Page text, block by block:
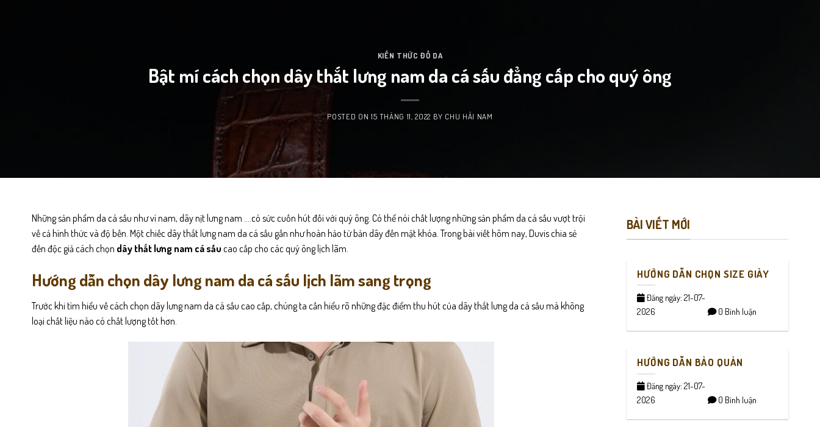
KIẾN THỨC ĐỒ DA
Bật mí cách chọn dây thắt lưng nam da cá sấu đẳng cấp cho quý ông
POSTED ON 15 THÁNG 11, 2022 BY CHU HẢI NAM
Những sản phẩm da cá sấu như ví nam, dây nịt lưng nam ….có sức cuốn hút đối với quý ông. Có thể nói chất lượng những sản phẩm da cá sấu vượt trội
về cả hình thức và độ bền. Một chiếc dây thắt lưng nam da cá sấu gần như hoàn hảo từ bản dây đến mặt khóa. Trong bài viết hôm nay, Duvischia sẻ
đến độc giả cách chọn dây thắt lưng nam cá sấu cao cấp cho các quý ông lịch lãm.
Hướng dẫn chọn dây lưng nam da cá sấu lịch lãm sang trọng
Trước khi tìm hiểu về cách chọn dây lưng nam da cá sấu cao cấp, chúng ta cần hiểu rõ những đặc điểm thu hút của dây thắt lưng da cá sấu mà không
loại chất liệu nào có chất lượng tốt hơn.
BÀI VIẾT MỚI
HƯỚNG DẪN CHỌN SIZE GIÀY
Đăng ngày: 21-07-
2026
0 Bình luận
HƯỚNG DẪN BẢO QUẢN
Đăng ngày: 21-07-
2026
0 Bình luận